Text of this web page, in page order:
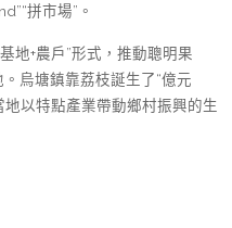
拼市場”。
地+農戶”形式，推動聰明果
烏塘鎮靠荔枝誕生了“億元
地以特點產業帶動鄉村振興的生